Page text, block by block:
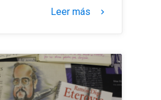
Leer más keyboard_arrow_right